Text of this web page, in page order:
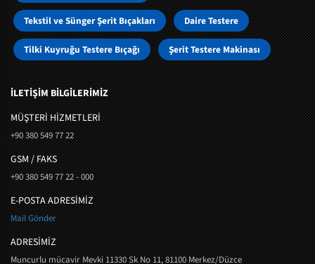
Tekstil ve Sünger Şerit Bıçakları Daire Testere
Tilki Kuyruğu Testere Bıçağı Şerit Testere Makinası
İLETİŞİM BİLGİLERİMİZ
MÜŞTERI HIZMETLERI
+90 380 549 77 22
GSM / FAKS
+90 380 549 77 22 - 000
E-POSTA ADRESİMİZ
Mail Gönder
ADRESİMİZ
Muncurlu mücavir Mevki 11330 Sk No 11, 81100 Merkez/Düzce